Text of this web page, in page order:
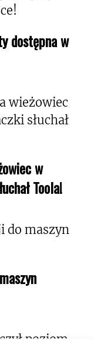
dostępna w
w
Toola!